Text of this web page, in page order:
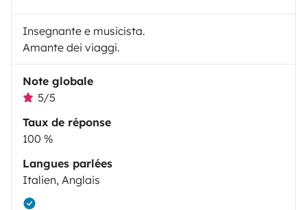
Insegnante e musicista.
Amante dei viaggi.
Note globale
5/5
Taux de réponse
100 %
Langues parlées
Italien, Anglais